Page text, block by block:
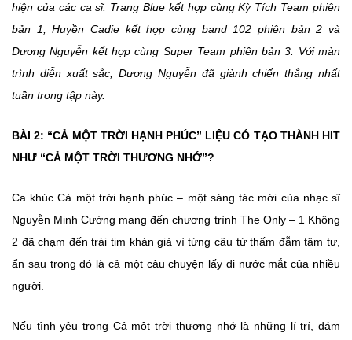
hiện của các ca sĩ: Trang Blue kết hợp cùng Kỳ Tích Team phiên
bản 1, Huyền Cadie kết hợp cùng band 102 phiên bản 2 và
Dương Nguyễn kết hợp cùng Super Team phiên bản 3. Với màn
trình diễn xuất sắc, Dương Nguyễn đã giành chiến thắng nhất
tuần trong tập này.
BÀI 2: “CẢ MỘT TRỜI HẠNH PHÚC” LIỆU CÓ TẠO THÀNH HIT
NHƯ “CẢ MỘT TRỜI THƯƠNG NHỚ”?
Ca khúc Cả một trời hạnh phúc – một sáng tác mới của nhạc sĩ
Nguyễn Minh Cường mang đến chương trình The Only – 1 Không
2 đã chạm đến trái tim khán giả vì từng câu từ thấm đẫm tâm tư,
ẩn sau trong đó là cả một câu chuyện lấy đi nước mắt của nhiều
người.
Nếu tình yêu trong Cả một trời thương nhớ là những lí trí, dám